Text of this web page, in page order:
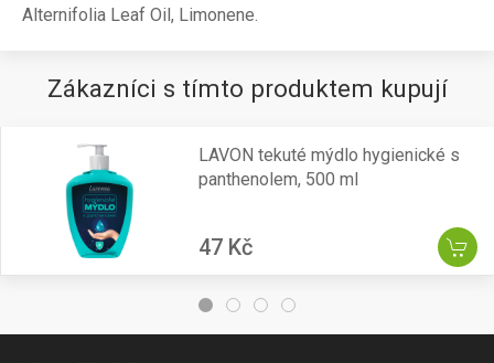
Alternifolia Leaf Oil, Limonene.
Zákazníci s tímto produktem kupují
LAVON tekuté mýdlo hygienické s
panthenolem, 500 ml
47 Kč